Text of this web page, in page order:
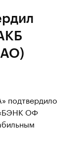
подтвердило
«БЭНК ОФ